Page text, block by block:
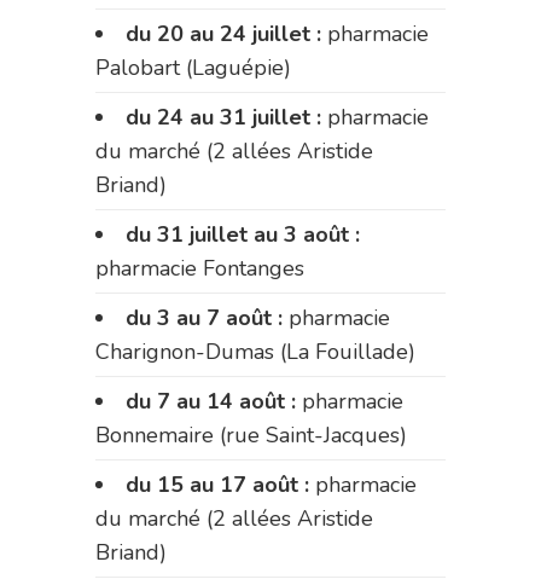
du 20 au 24 juillet : pharmacie
Palobart (Laguépie)
du 24 au 31 juillet : pharmacie
du marché (2 allées Aristide
Briand)
du 31 juillet au 3 août :
pharmacie Fontanges
du 3 au 7 août : pharmacie
Charignon-Dumas (La Fouillade)
du 7 au 14 août : pharmacie
Bonnemaire (rue Saint-Jacques)
du 15 au 17 août : pharmacie
du marché (2 allées Aristide
Briand)